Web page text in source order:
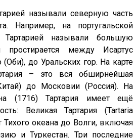
называли северную часть
Например, на португальской
называли большую
простирается между Исартус
до Уральских гор. На карте
– это вся обширнейшая
до Московии (Россия). На
(1716) Тартария имеет ещё
Великая Тартария (Tartaria
Тихого океана до Волги, включая
и Туркестан. Три последние